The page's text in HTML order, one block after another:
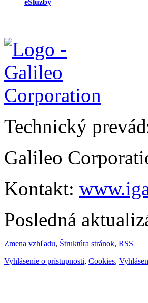
eSlužby
Technický
Galileo
Kontakt:
Posledná
Zmena vzhľadu, Štruktúra stránok, RSS
Vyhlásenie o prístupnosti, Cookies,